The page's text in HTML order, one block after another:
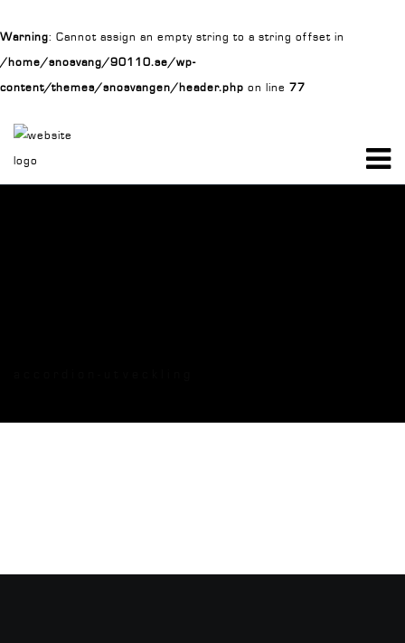
Warning: Cannot assign an empty string to a string offset in
/home/snosvang/90110.se/wp-
content/themes/snosvangen/header.php on line 77